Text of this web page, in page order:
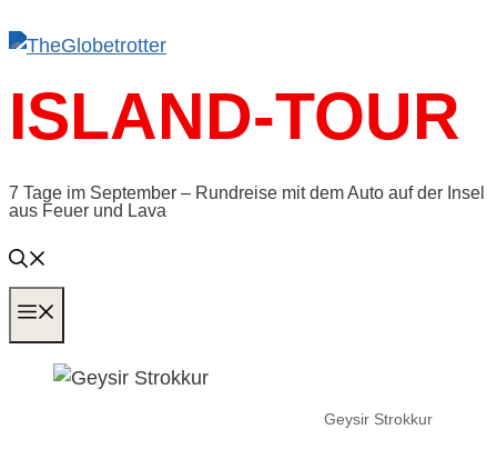
Inhalt
ISLAND-TOUR
7 Tage im September – Rundreise mit dem Auto auf der Insel
aus Feuer und Lava
Geysir Strokkur